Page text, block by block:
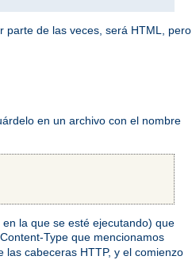
parte de las veces, será HTML, pero
en un archivo con el nombre
la que se esté ejecutando) que
Type que mencionamos
cabeceras HTTP, y el comienzo